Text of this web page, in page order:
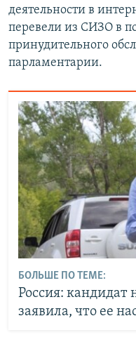
деятельности в
перевели из СИЗО в
принудительного
парламентарии.
БОЛЬШЕ ПО ТЕМЕ:
Россия: кандидат
заявила, что ее